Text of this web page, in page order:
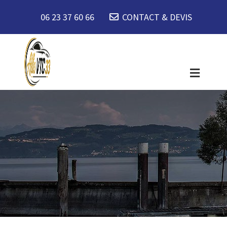
06 23 37 60 66 CONTACT & DEVIS